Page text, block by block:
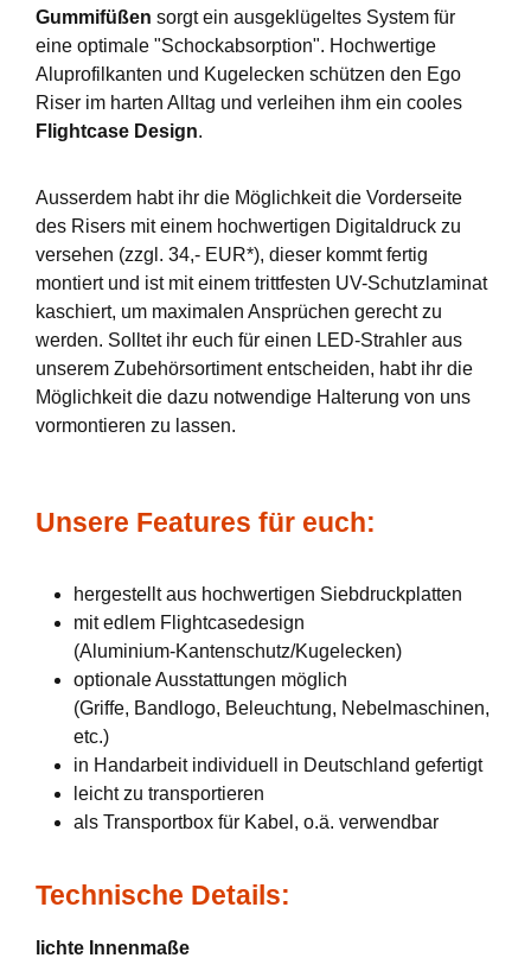
Gummifüßen sorgt ein ausgeklügeltes System für
eine optimale "Schockabsorption". Hochwertige
Aluprofilkanten und Kugelecken schützen den Ego
Riser im harten Alltag und verleihen ihm ein cooles
Flightcase Design.
Ausserdem habt ihr die Möglichkeit die Vorderseite
des Risers mit einem hochwertigen Digitaldruck zu
versehen (zzgl. 34,- EUR*), dieser kommt fertig
montiert und ist mit einem trittfesten UV-Schutzlaminat
kaschiert, um maximalen Ansprüchen gerecht zu
werden. Solltet ihr euch für einen LED-Strahler aus
unserem Zubehörsortiment entscheiden, habt ihr die
Möglichkeit die dazu notwendige Halterung von uns
vormontieren zu lassen.
Unsere Features für euch:
hergestellt aus hochwertigen Siebdruckplatten
mit edlem Flightcasedesign
(Aluminium-Kantenschutz/Kugelecken)
optionale Ausstattungen möglich
(Griffe, Bandlogo, Beleuchtung, Nebelmaschinen,
etc.)
in Handarbeit individuell in Deutschland gefertigt
leicht zu transportieren
als Transportbox für Kabel, o.ä. verwendbar
Technische Details:
lichte Innenmaße